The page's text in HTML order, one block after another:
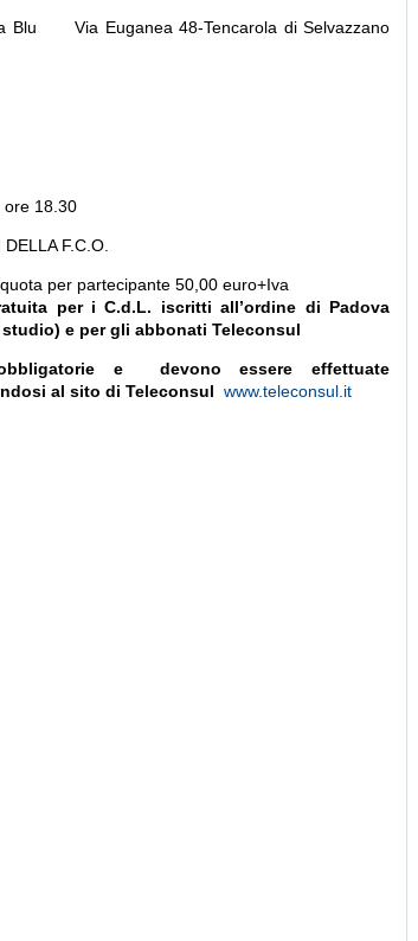
Blu Via Euganea 48-Tencarola di Selvazzano
ore 18.30
F.C.O.
per partecipante 50,00 euro+Iva
per i C.d.L. iscritti all’ordine di Padova
e per gli abbonati Teleconsul
e devono essere effettuate
al sito di Teleconsul www.teleconsul.it